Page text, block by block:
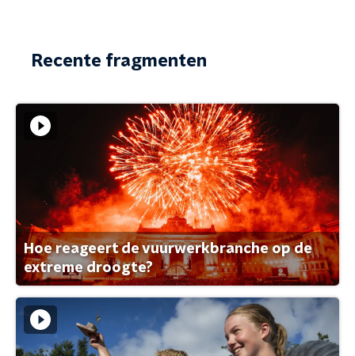
Recente fragmenten
Hoe reageert de vuurwerkbranche op de
extreme droogte?